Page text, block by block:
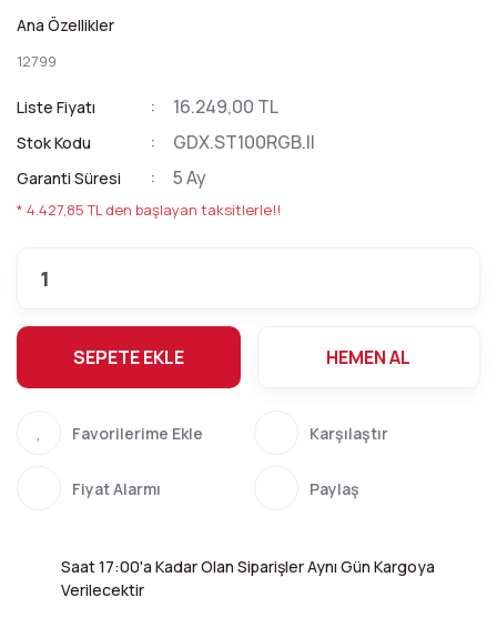
Ana Özellikler
12799
Liste Fiyatı 16.249,00 TL
Stok Kodu GDX.ST100RGB.II
Garanti Süresi 5 Ay
* 4.427,85 TL den başlayan taksitlerle!!
SEPETE EKLE HEMEN AL
Karşılaştır
Fiyat Alarmı Paylaş
Saat 17:00'a Kadar Olan Siparişler Aynı Gün Kargoya
Verilecektir